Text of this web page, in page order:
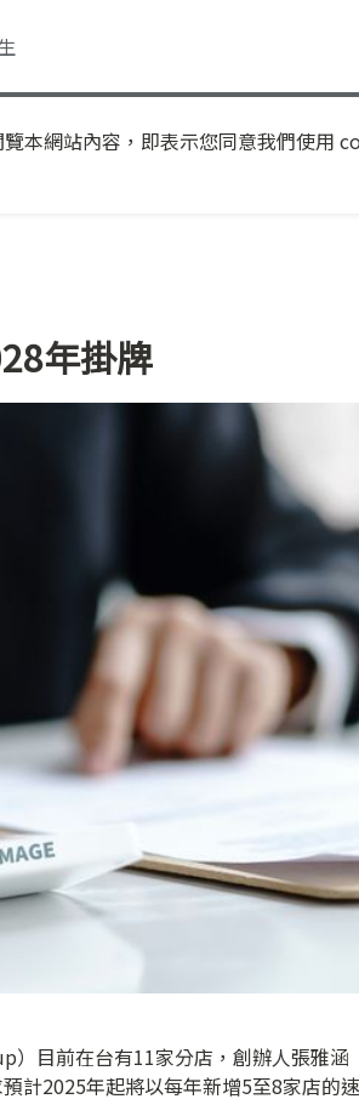
本網站內容，即表示您同意我們使用
年掛牌
）目前在台有11家分店，創辦人張雅涵
計2025年起將以每年新增5至8家店的速